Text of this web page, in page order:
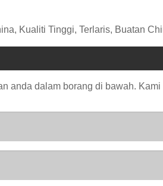
Kualiti Tinggi, Terlaris, Buatan
anda dalam borang di bawah.